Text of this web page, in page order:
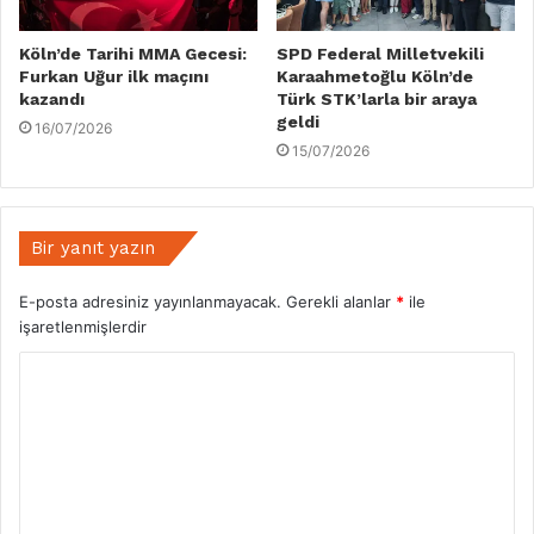
Köln’de Tarihi MMA Gecesi:
Furkan Uğur ilk maçını
kazandı
16/07/2026
SPD Federal Milletvekili
Karaahmetoğlu Köln’de
Türk STK’larla bir araya
geldi
15/07/2026
Bir yanıt yazın
E-posta adresiniz yayınlanmayacak. Gerekli alanlar * ile
işaretlenmişlerdir